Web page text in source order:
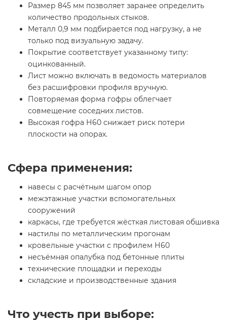
Размер 845 мм позволяет заранее определить
количество продольных стыков.
Металл 0,9 мм подбирается под нагрузку, а не
только под визуальную задачу.
Покрытие соответствует указанному типу:
оцинкованный.
Лист можно включать в ведомость материалов
без расшифровки профиля вручную.
Повторяемая форма гофры облегчает
совмещение соседних листов.
Высокая гофра Н60 снижает риск потери
плоскости на опорах.
Сфера применения:
навесы с расчётным шагом опор
межэтажные участки вспомогательных
сооружений
каркасы, где требуется жёсткая листовая обшивка
настилы по металлическим прогонам
кровельные участки с профилем Н60
несъёмная опалубка под бетонные плиты
технические площадки и переходы
складские и производственные здания
Что учесть при выборе: